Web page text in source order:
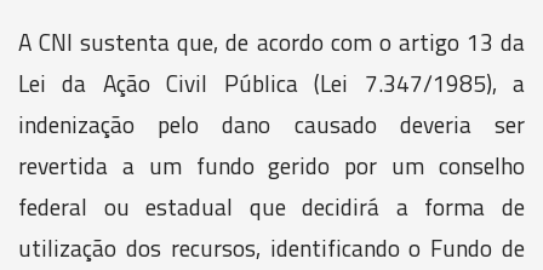
A CNI sustenta que, de acordo com o artigo 13 da
Lei da Ação Civil Pública (Lei 7.347/1985), a
indenização pelo dano causado deveria ser
revertida a um fundo gerido por um conselho
federal ou estadual que decidirá a forma de
utilização dos recursos, identificando o Fundo de